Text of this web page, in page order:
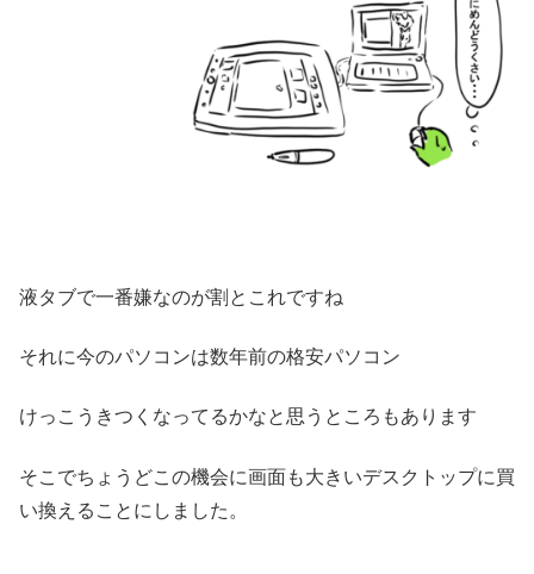
液タブで一番嫌なのが割とこれですね
それに今のパソコンは数年前の格安パソコン
けっこうきつくなってるかなと思うところもあります
そこでちょうどこの機会に画面も大きいデスクトップに買
い換えることにしました。